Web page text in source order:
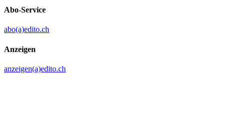
Abo-Service
abo(a)edito.ch
Anzeigen
anzeigen(a)edito.ch